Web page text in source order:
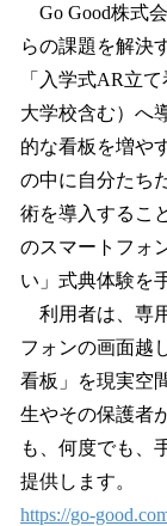
Go Good株式
らの課題を解決
「入学式AR立
大学校含む）へ
的な看板を増や
の中に自分たち
術を導入するこ
のスマートフォ
い」式典体験を
利用者は、専
フォンの画面越
看板」を現実空
生やその保護者
も、何度でも、
提供します。
https://go-